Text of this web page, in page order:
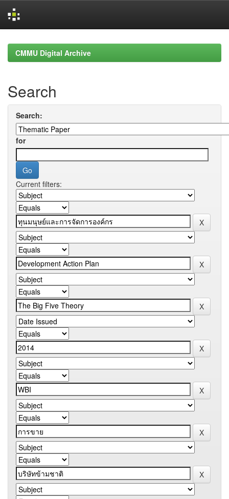
navigationCMMU Digital Archive
Search
Search:
for
Current filters: